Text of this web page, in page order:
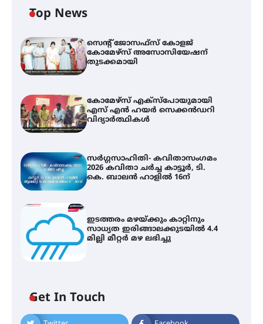
Top News
സെന്റ് ജോസഫ്സ് കോളജ്
കോമേഴ്‌സ് അസോസിയേഷന്
തുടക്കമായി
കോമേഴ്സ് എക്സ്പോയുമായി
എസ് എൻ ഹയർ സെക്കൻഡറി
വിദ്യാർത്ഥികൾ
സർഗ്ഗസാഹിതി- കവിതാസംഗമം
2026 കവിതാ ചർച്ച കാട്ടൂർ, ടി.
കെ. ബാലൻ ഹാളിൽ 16ന്
ഇടത്തരം മഴയ്ക്കും കാറ്റിനും
സാധ്യത ഇരിങ്ങാലക്കുടയിൽ 4.4
മില്ലി മീറ്റർ മഴ ലഭിച്ചു
Get In Touch
സർഗ്ഗസാഹിതി- കവിതാസംഗമം